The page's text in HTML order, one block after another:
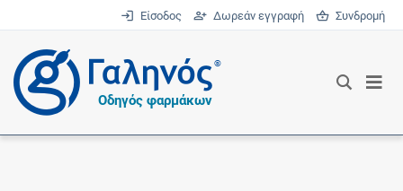
Είσοδος Δωρεάν εγγραφή Συνδρομή
®
Οδηγός φαρμάκων